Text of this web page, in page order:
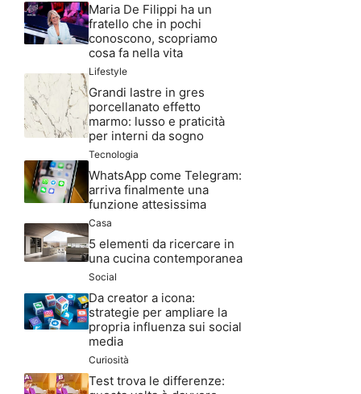
Maria De Filippi ha un
fratello che in pochi
conoscono, scopriamo
cosa fa nella vita
Lifestyle
Grandi lastre in gres
porcellanato effetto
marmo: lusso e praticità
per interni da sogno
Tecnologia
WhatsApp come Telegram:
arriva finalmente una
funzione attesissima
Casa
5 elementi da ricercare in
una cucina contemporanea
Social
Da creator a icona:
strategie per ampliare la
propria influenza sui social
media
Curiosità
Test trova le differenze: